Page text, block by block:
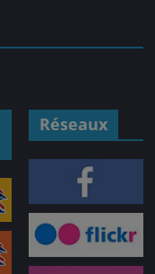
Réseaux